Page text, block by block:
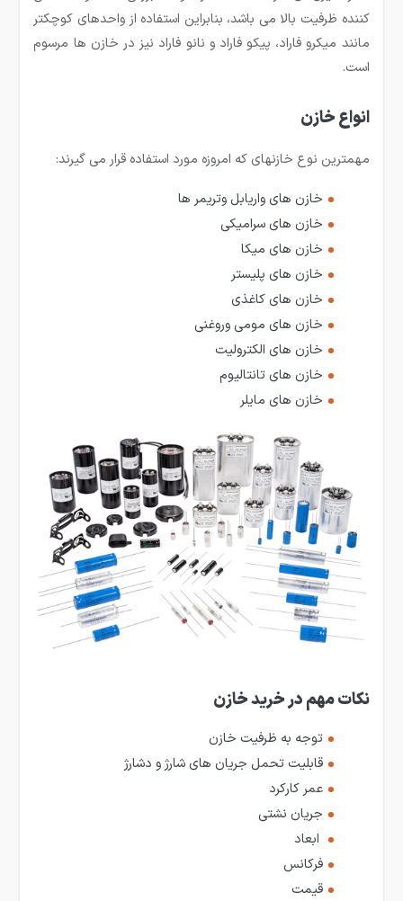
كننده ظرفیت بالا می باشد، بنابراین استفاده از واحدهای كوچكتر
مانند میکرو فاراد، پیکو فاراد و نانو فاراد نیز در خازن ها مرسوم
است.
انواع خازن
مهمترین نوع خازنهای که امروزه مورد استفاده قرار می گیرند:
خازن های واریابل وتریمر ها
خازن های سرامیکی
خازن های میکا
خازن های پلیستر
خازن های کاغذی
خازن های مومی وروغنی
خازن های الکترولیت
خازن های تانتالیوم
خازن های مایلر
نکات مهم در خرید خازن
توجه به ظرفیت خازن
قابلیت تحمل جریان های شارژ و دشارژ
عمر کارکرد
جریان نشتی
ابعاد
فرکانس
قیمت